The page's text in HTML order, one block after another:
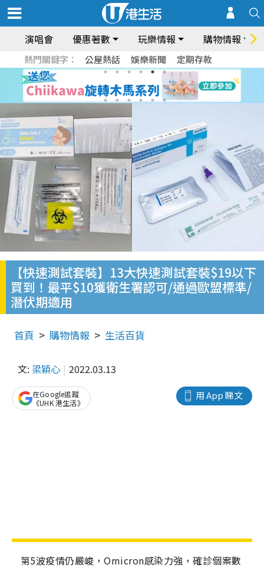
演唱會 優惠著數 玩樂情報 購物情報
熱門關鍵字： 公屋熱話 娛樂新聞 定期存款
【快速測試套裝】13大快速測試套裝$19以下
買到！最平$10獲衛生署認可/通過歐盟標準/
潛伏期適用
首頁 購物情報 生活百貨
文: 梁穎心 2022.03.13
用 App 睇文
在Google追蹤
《UHK 港生活》
第5波疫情仍嚴峻，Omicron感染力強，確診個案數